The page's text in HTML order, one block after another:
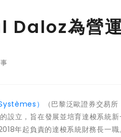
Daloz為營
）
（巴黎泛歐證券交易
立，旨在發展並培育達梭系統
年起負責的達梭系統財務長一職。